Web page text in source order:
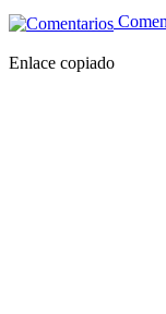
Enlace copiado